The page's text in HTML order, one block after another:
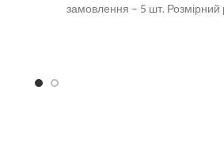
замовлення – 5 шт. Розмірний